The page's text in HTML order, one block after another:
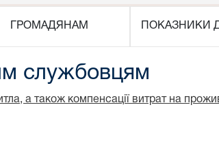
ГРОМАДЯНАМ ПОКАЗНИКИ
службовцям
а також компенсації витрат на